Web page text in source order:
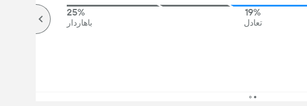
19%
تعادل
25%
باهاردار